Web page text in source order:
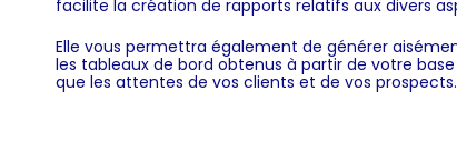
facilite la création de rapports relatifs aux divers
Elle vous permettra également de générer
les tableaux de bord obtenus à partir de votre
que les attentes de vos clients et de vos prospects.